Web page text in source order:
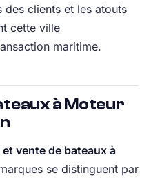
des clients et les atouts
cette ville
maritime.
à Moteur
vente de bateaux à
se distinguent par